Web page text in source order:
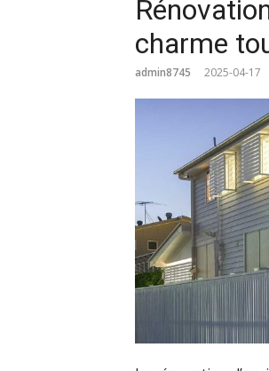
charme
admin8745 2025-04-17